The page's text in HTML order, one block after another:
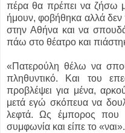
πέρα θα πρέπει να ζήσω
ήμουν, φοβήθηκα αλλά
στην Αθήνα και να
πάω στο θέατρο και
«Πατερούλη θέλω να
πληθυντικό. Και του
προβλέψει για μένα,
μετά εγώ σκόπευα να
λεφτά. Ως έμπορος που
συμφωνία και είπε το «ναι».